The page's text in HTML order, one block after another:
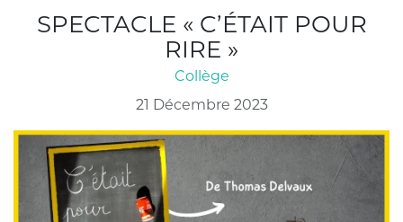
SPECTACLE « C’ÉTAIT POUR
RIRE »
Collège
21 Décembre 2023